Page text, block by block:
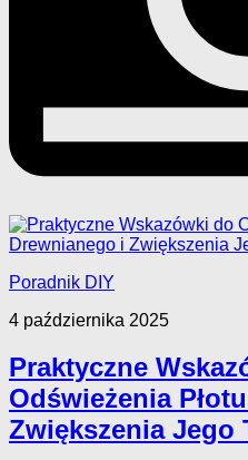
Poradnik DIY
4 października 2025
Praktyczne
Odświeżenia
Zwiększenia Jego